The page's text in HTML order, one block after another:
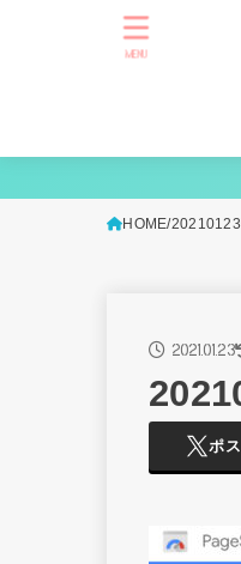
MENU
HOME
2021.01.23
ポ